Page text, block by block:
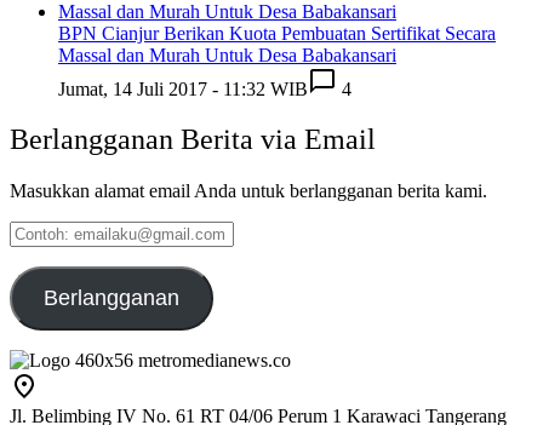
BPN Cianjur Berikan Kuota Pembuatan Sertifikat Secara
Massal dan Murah Untuk Desa Babakansari
Jumat, 14 Juli 2017 - 11:32 WIB
4
Berlangganan Berita via Email
Masukkan alamat email Anda untuk berlangganan berita kami.
Contoh:
emailaku@gmail.com
Berlangganan
Jl. Belimbing IV No. 61 RT 04/06 Perum 1 Karawaci Tangerang